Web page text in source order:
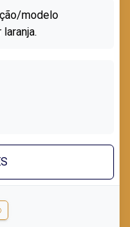
modelo